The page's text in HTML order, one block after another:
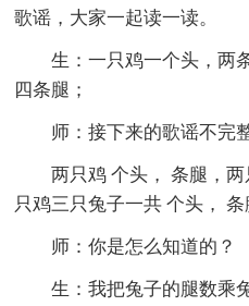
歌谣，大家一起读一读。
生：一只鸡一个头，两
四条腿；
师：接下来的歌谣不完
两只鸡 个头， 条腿，
只鸡三只兔子一共 个头，
师：你是怎么知道的？
生：我把兔子的腿数乘